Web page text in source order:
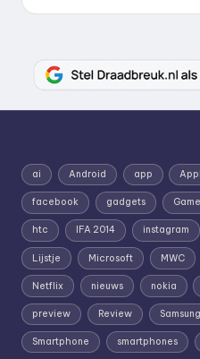
ai Android app
facebook gadgets
htc IFA 2014 instagram
Lijstje Microsoft MWC
Netflix nieuws nokia
preview Review Samsung
Smartphone smartphones